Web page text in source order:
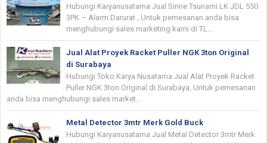
Hubungi Karyanusatama Jual Sirine Tsunami LK JDL 550
3PK – Alarm Darurat , Untuk pemesanan anda bisa
menghubungi sales marketing kami di TL...
Jual Alat Proyek Racket Puller NGK 3ton Original
di Surabaya
Hubungi Toko Karya Nusatama Jual Alat Proyek Racket
Puller NGK 3ton Original di Surabaya, Untuk pemesanan
anda bisa menghubungi sales market...
Metal Detector 3mtr Merk Gold Buck
Hubungi Karyanusatama Jual Metal Detector 3mtr Merk